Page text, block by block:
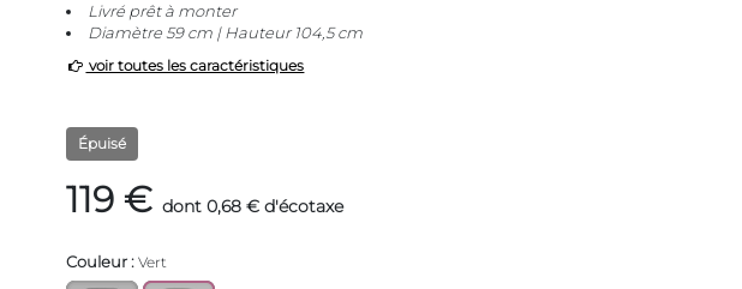
Livré prêt à monter
Diamètre 59 cm | Hauteur 104,5 cm
voir toutes les caractéristiques
Épuisé
119 € dont 0,68 € d'écotaxe
Couleur : Vert